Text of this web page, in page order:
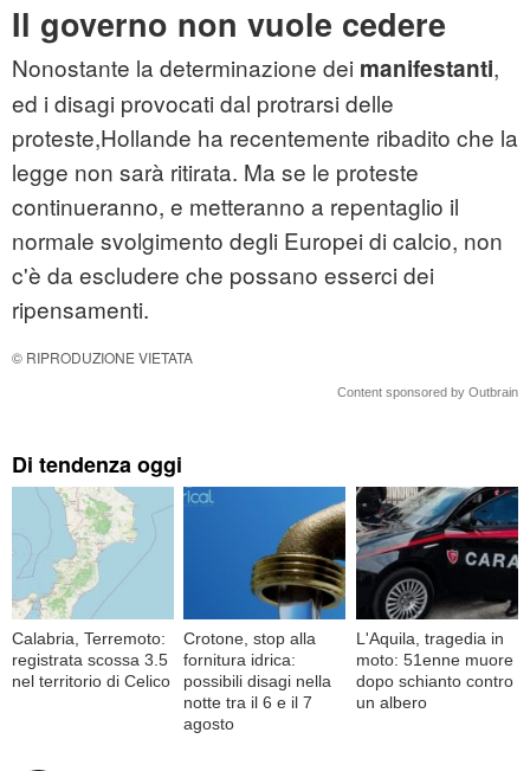
Il governo non vuole cedere
Nonostante la determinazione dei manifestanti,
ed i disagi provocati dal protrarsi delle
proteste,Hollande ha recentemente ribadito che la
legge non sarà ritirata. Ma se le proteste
continueranno, e metteranno a repentaglio il
normale svolgimento degli Europei di calcio, non
c'è da escludere che possano esserci dei
ripensamenti.
© RIPRODUZIONE VIETATA
Content sponsored by Outbrain
Di tendenza oggi
Calabria, Terremoto:
registrata scossa 3.5
nel territorio di Celico
Crotone, stop alla
fornitura idrica:
possibili disagi nella
notte tra il 6 e il 7
agosto
L'Aquila, tragedia in
moto: 51enne muore
dopo schianto contro
un albero